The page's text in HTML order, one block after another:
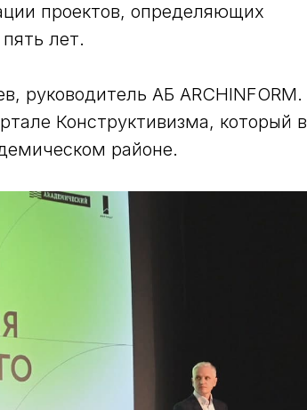
проектов, определяющих
лет.
руководитель АБ ARCHINFORM.
Конструктивизма, который в
районе.